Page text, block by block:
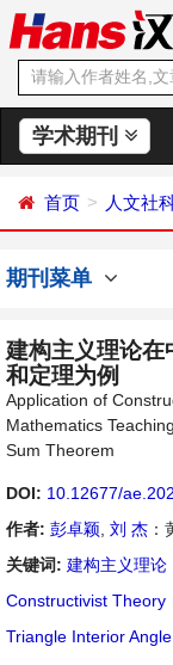
学术期刊
首页 人文社
期刊菜单
建构主义理论
和定理为例
Application of
Mathematics
Sum Theorem
DOI: 10.12677/
作者: 彭卓颖 刘 杰
关键词: 建构主义理论
Constructivist Theory
Triangle Interior